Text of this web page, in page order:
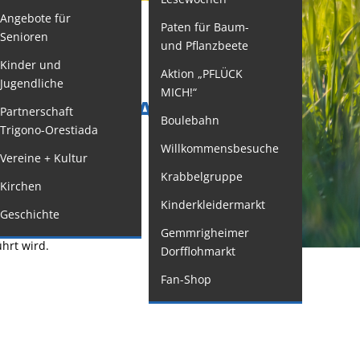
Formulare
Mängelmeldung
Winterdienst
Gutachterausschuss
Organspende
Gleichstellung
Angebote für
Senioren
Kinder und
Jugendliche
Partnerschaft
Trigono-Orestiada
Vereine + Kultur
Kirchen
Geschichte
Paten für Baum-
und Pflanzbeete
Aktion „PFLÜCK
MICH!“
Boulebahn
Willkommensbesuche
Krabbelgruppe
Kinderkleidermarkt
Gemmrigheimer
Dorfflohmarkt
Fan-Shop
erhalten:
wird.